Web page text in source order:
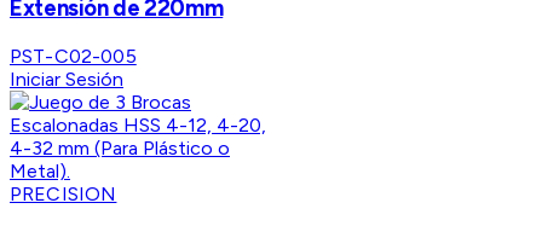
Extensión de 220mm
PST-C02-005
Iniciar Sesión
PRECISION